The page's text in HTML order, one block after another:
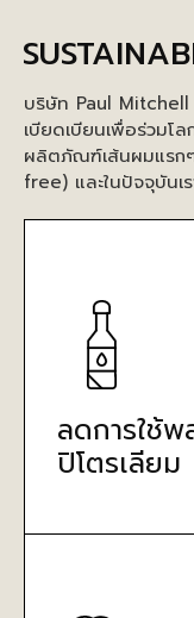
บริษัท Paul Mitchell
เบียดเบียนเพื่อร่วมโ
ผลิตภัณฑ์เส้นผมแร
free) และในปัจจุบัน
ลดการใช้
ปิโตรเลียม